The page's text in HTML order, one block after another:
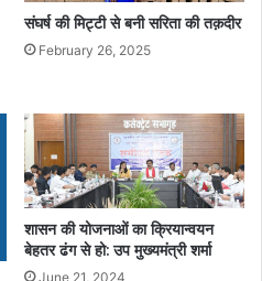
संघर्ष की मिट्टी से बनी सरिता की तक़दीर
February 26, 2025
शासन की योजनाओं का क्रियान्वयन
बेहतर ढंग से हो: उप मुख्यमंत्री शर्मा
June 21, 2024